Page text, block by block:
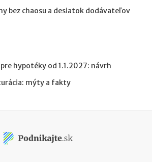
bez chaosu a desiatok dodávateľov
hypotéky od 1.1.2027: návrh
mýty a fakty